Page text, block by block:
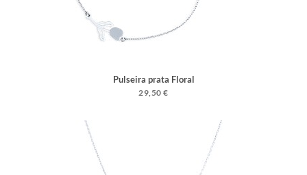
Pulseira prata Floral
29,50 €